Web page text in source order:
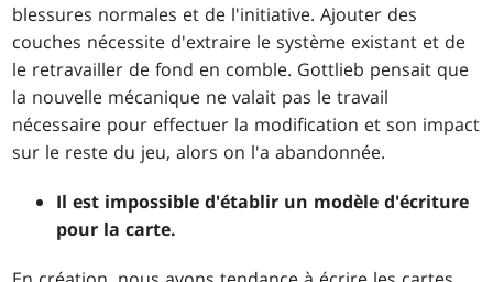
blessures normales et de l'initiative. Ajouter des
couches nécessite d'extraire le système existant et de
le retravailler de fond en comble. Gottlieb pensait que
la nouvelle mécanique ne valait pas le travail
nécessaire pour effectuer la modification et son impact
sur le reste du jeu, alors on l'a abandonnée.
Il est impossible d'établir un modèle d'écriture
pour la carte.